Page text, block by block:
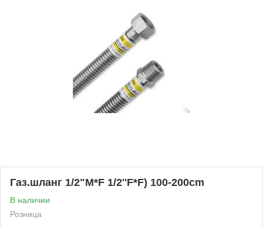
Газ.шланг 1/2"M*F 1/2''F*F) 100-200cm
В наличии
Розница